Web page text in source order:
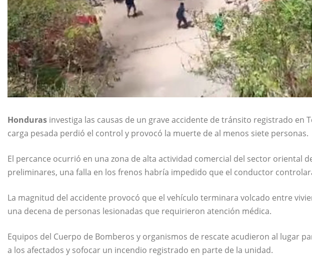
Honduras investiga las causas de un grave accidente de tránsito registrado en
carga pesada perdió el control y provocó la muerte de al menos siete personas.
El percance ocurrió en una zona de alta actividad comercial del sector oriental
preliminares, una falla en los frenos habría impedido que el conductor
La magnitud del accidente provocó que el vehículo terminara volcado entre
una decena de personas lesionadas que requirieron atención médica.
Equipos del Cuerpo de Bomberos y organismos de rescate acudieron al lugar
a los afectados y sofocar un incendio registrado en parte de la unidad.